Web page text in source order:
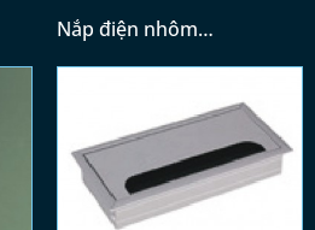
Nắp điện nhôm